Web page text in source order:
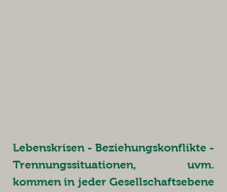
Lebenskrisen - Beziehungskonflikte -
Trennungssituationen, uvm.
kommen in jeder Gesellschaftsebene